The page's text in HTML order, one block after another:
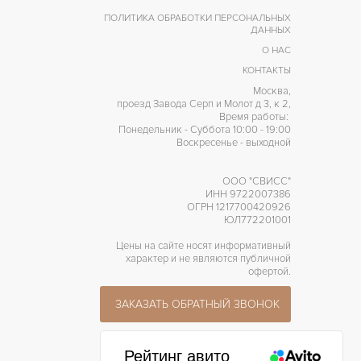
ПОЛИТИКА ОБРАБОТКИ ПЕРСОНАЛЬНЫХ
ДАННЫХ
О НАС
КОНТАКТЫ
Москва,
проезд Завода Серп и Молот д 3, к 2,
Время работы:
Понедельник - Суббота 10:00 - 19:00
Воскресенье - выходной
ООО "СВИСС"
ИНН 9722007386
ОГРН 1217700420926
ЮЛ772201001
Цены на сайте носят информативный
характер и не являются публичной
офертой.
ЗАКАЗАТЬ ОБРАТНЫЙ ЗВОНОК
Рейтинг авито